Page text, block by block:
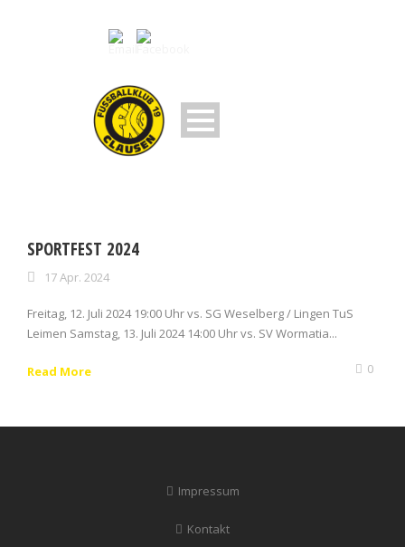
SPORTFEST 2024
17 Apr. 2024
Freitag, 12. Juli 2024 19:00 Uhr vs. SG Weselberg / Lingen TuS
Leimen Samstag, 13. Juli 2024 14:00 Uhr vs. SV Wormatia...
Read More 0
Impressum
Kontakt